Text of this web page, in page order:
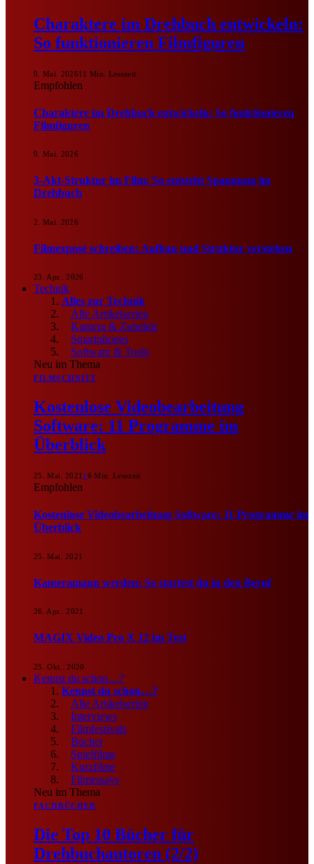
Charaktere im Drehbuch entwickeln:
So funktionieren Filmfiguren
9. Mai. 202611 Min. Lesezeit
Empfohlen
Charaktere im Drehbuch entwickeln: So funktionieren
Filmfiguren
9. Mai. 2026
3-Akt-Struktur im Film: So entsteht Spannung im
Drehbuch
2. Mai. 2026
Filmexposé schreiben: Aufbau und Struktur verstehen
23. Apr.. 2026
Technik
Alles zur Technik
Alle Artikelserien
Kamera & Zubehör
Smartphones
Software & Tools
Neu im Thema
FILMSCHNITT
Kostenlose Videobearbeitung
Software: 11 Programme im
Überblick
25. Mai. 2021 1 6 Min. Lesezeit
Empfohlen
Kostenlose Videobearbeitung Software: 11 Programme im
Überblick
25. Mai. 2021
Kameramann werden: So startest du in den Beruf
26. Apr.. 2021
MAGIX Video Pro X 12 im Test
25. Okt.. 2020
Kennst du schon…?
Kennst du schon…?
Alle Artikelserien
Interviews
Filmfestivals
Bücher
Spielfilme
Kurzfilme
Filmessays
Neu im Thema
FACHBÜCHER
Die Top 10 Bücher für
Drehbuchautoren (2/2)